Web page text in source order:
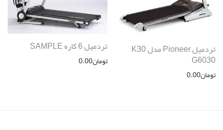
تردمیل Pioneer مدل K30
G6030
تومان0.00
تردمیل 6 کاره SAMPLE
تومان0.00